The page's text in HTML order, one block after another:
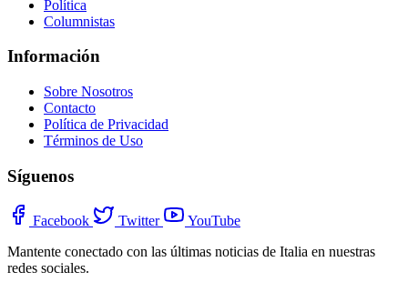
Política
Columnistas
Información
Sobre Nosotros
Contacto
Política de Privacidad
Términos de Uso
Síguenos
Facebook Twitter
YouTube
Mantente conectado con las últimas noticias de Italia en nuestras
redes sociales.